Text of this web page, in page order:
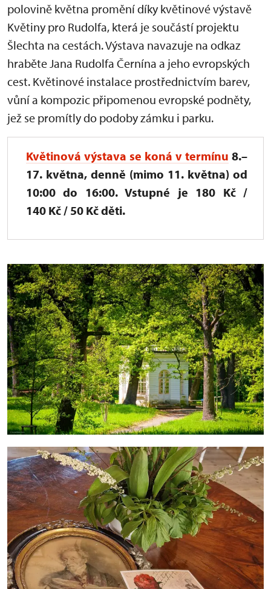
polovině května promění díky květinové výstavě
Květiny pro Rudolfa, která je součástí projektu
Šlechta na cestách. Výstava navazuje na odkaz
hraběte Jana Rudolfa Černína a jeho evropských
cest. Květinové instalace prostřednictvím barev,
vůní a kompozic připomenou evropské podněty,
jež se promítly do podoby zámku i parku.
Květinová výstava se koná v termínu 8.–
17. května, denně (mimo 11. května) od
10:00 do 16:00. Vstupné je 180 Kč /
140 Kč / 50 Kč děti.